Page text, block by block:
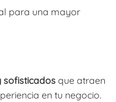
para una mayor
sofisticadosque atraen
en tu negocio.